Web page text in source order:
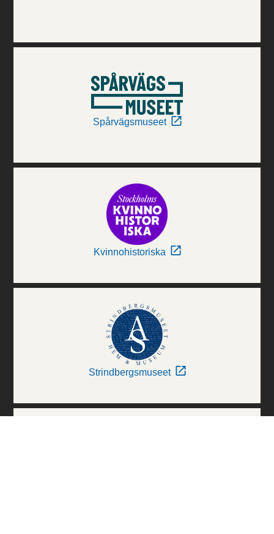
Spårvägsmuseet
Kvinnohistoriska
Strindbergsmuseet